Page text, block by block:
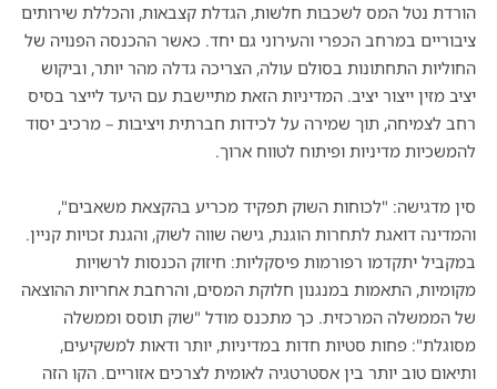
הורדת נטל המס לשכבות חלשות, הגדלת קצבאות, והכללת שירותים
ציבוריים במרחב הכפרי והעירוני גם יחד. כאשר ההכנסה הפנויה של
החוליות התחתונות בסולם עולה, הצריכה גדלה מהר יותר, וביקוש
יציב מזין ייצור יציב. המדיניות הזאת מתיישבת עם היעד לייצר בסיס
רחב לצמיחה, תוך שמירה על לכידות חברתית ויציבות – מרכיב יסוד
להמשכיות מדיניות ופיתוח לטווח ארוך.
סין מדגישה: "לכוחות השוק תפקיד מכריע בהקצאת משאבים",
והמדינה דואגת לתחרות הוגנת, גישה שווה לשוק, והגנת זכויות קניין.
במקביל יתקדמו רפורמות פיסקליות: חיזוק הכנסות לרשויות
מקומיות, התאמות במנגנון חלוקת המסים, והרחבת אחריות ההוצאה
של הממשלה המרכזית. כך מתכנס מודל "שוק תוסס וממשלה
מסוגלת": פחות סטיות חדות במדיניות, יותר ודאות למשקיעים,
ותיאום טוב יותר בין אסטרטגיה לאומית לצרכים אזוריים. הקו הזה